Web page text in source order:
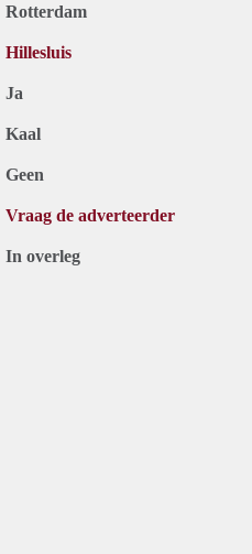
Rotterdam
Hillesluis
Ja
Kaal
Geen
Vraag de adverteerder
In overleg